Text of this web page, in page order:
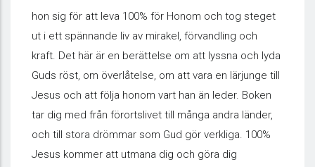
hon sig för att leva 100% för Honom och tog steget
ut i ett spännande liv av mirakel, förvandling och
kraft. Det här är en berättelse om att lyssna och lyda
Guds röst, om överlåtelse, om att vara en lärjunge till
Jesus och att följa honom vart han än leder. Boken
tar dig med från förortslivet till många andra länder,
och till stora drömmar som Gud gör verkliga. 100%
Jesus kommer att utmana dig och göra dig